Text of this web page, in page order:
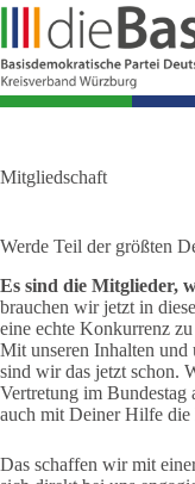
Zum
springen
Mitgliedschaft
Werde Teil der größten
Es sind die Mitglieder,
brauchen wir jetzt in
eine echte Konkurrenz
Mit unseren Inhalten und
sind wir das jetzt schon.
Vertretung im Bundestag
auch mit Deiner Hilfe die
Das schaffen wir mit